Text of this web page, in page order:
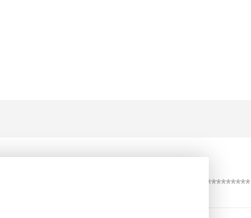
********************